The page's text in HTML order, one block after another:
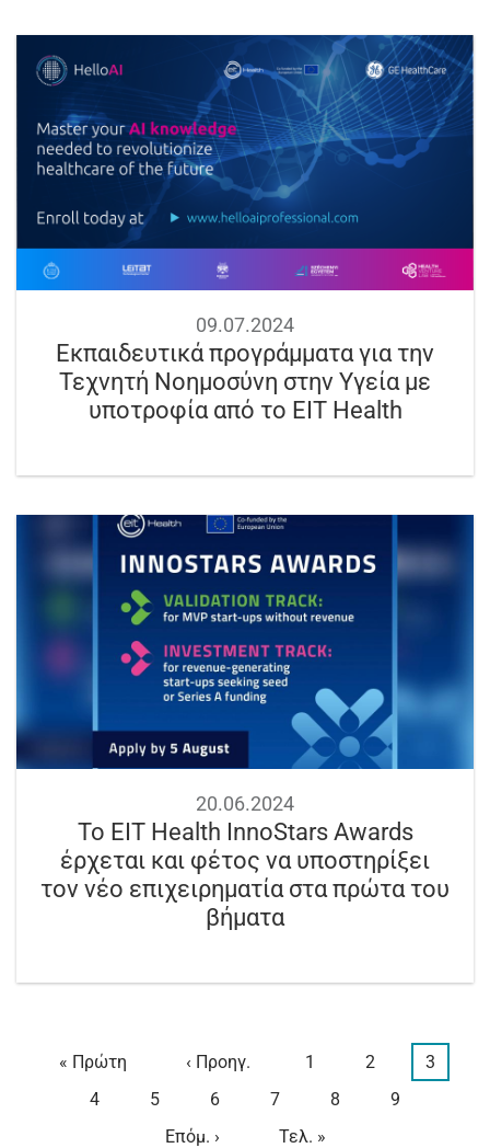
09.07.2024
Εκπαιδευτικά προγράμματα για την
Τεχνητή Νοημοσύνη στην Υγεία με
υποτροφία από το EIT Health
20.06.2024
Το EIT Health InnoStars Awards
έρχεται και φέτος να υποστηρίξει
τον νέο επιχειρηματία στα πρώτα του
βήματα
Σελιδοποίηση
First
page
« Πρώτη
Προηγούμενη
σελίδα
‹ Προηγ. Page
1 Page
2
3
Page
4 Page
5 Page
6 Page
7 Page
8 Page
9
Next
Επόμ. ›
Last
Τελ. »